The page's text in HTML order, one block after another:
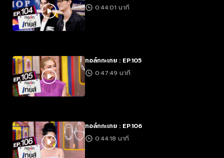
0:44:01 นาที
ทอล์กกะเทย : EP.105
0:47:49 นาที
ทอล์กกะเทย : EP.106
0:44:18 นาที